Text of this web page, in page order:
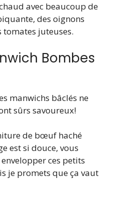
avec beaucoup de
des oignons
tomates juteuses.
Bombes
manwichs bâclés ne
sûrs savoureux!
de bœuf haché
est si douce, vous
ces petits
je promets que ça vaut